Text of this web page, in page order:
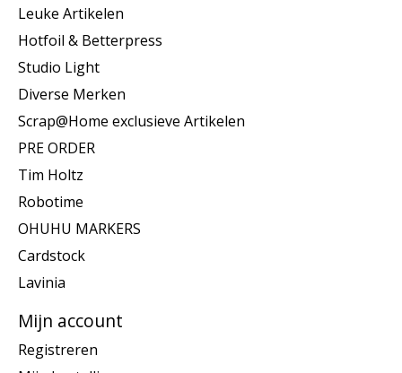
Leuke Artikelen
Hotfoil & Betterpress
Studio Light
Diverse Merken
Scrap@Home exclusieve Artikelen
PRE ORDER
Tim Holtz
Robotime
OHUHU MARKERS
Cardstock
Lavinia
Mijn account
Registreren